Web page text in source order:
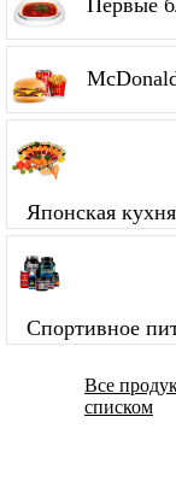
Первые
Японская кухня
Спортивное
Все
списком